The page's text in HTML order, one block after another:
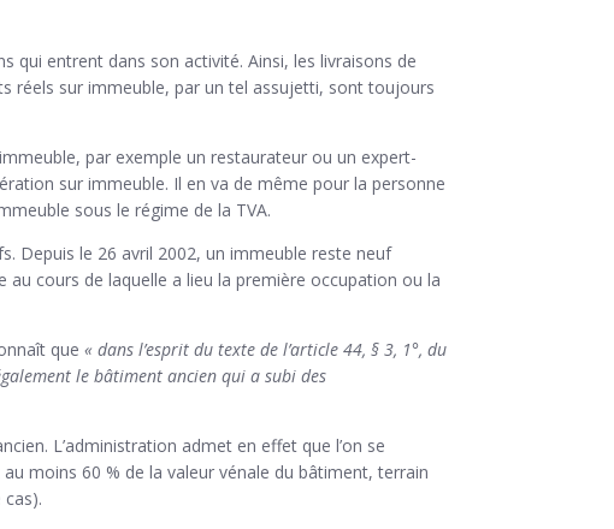
qui entrent dans son activité. Ainsi, les livraisons de
réels sur immeuble, par un tel assujetti, sont toujours
par exemple un restaurateur ou un expert-
sur immeuble. Il en va de même pour la personne
sous le régime de la TVA.
Depuis le 26 avril 2002, un immeuble reste neuf
au cours de laquelle a lieu la première occupation ou la
que « dans l’esprit du texte de l’article 44, § 3, 1°, du
le bâtiment ancien qui a subi des
L’administration admet en effet que l’on se
moins 60 % de la valeur vénale du bâtiment, terrain